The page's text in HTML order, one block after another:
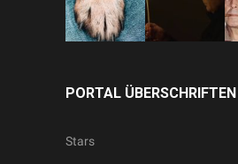
PORTAL ÜBERSCHRIFTEN
Stars